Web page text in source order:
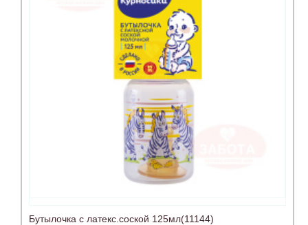
Бутылочка с латекс.соской 125мл(11144)